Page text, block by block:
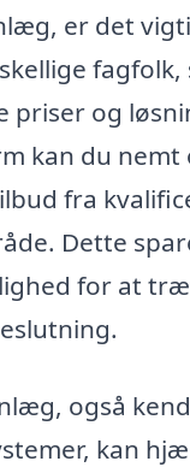
er det
fagfolk,
priser og
kan du
fra
Dette
for at
også
kan